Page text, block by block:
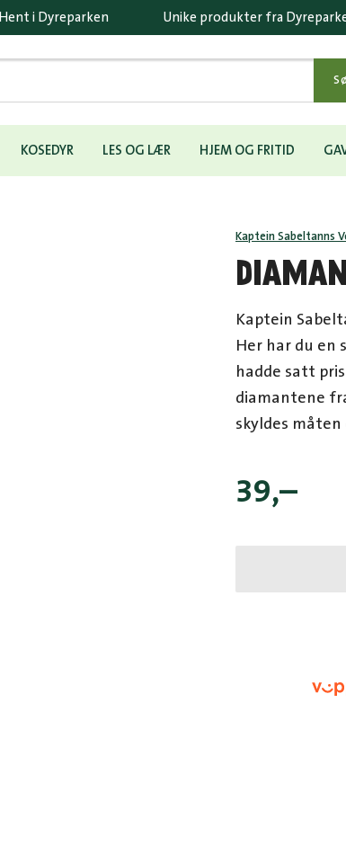
Hent i Dyreparken Unike produkter fra
KOSEDYR LES OG LÆR HJEM OG FRITID
Kaptein Sabeltanns
Kaptein
Her har du en
hadde satt
diamantene
skyldes måten
39,–